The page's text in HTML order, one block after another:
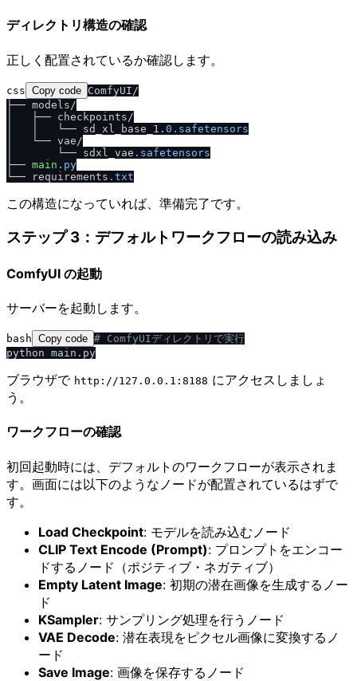
ディレクトリ構造の確認
正しく配置されているか確認します。
css Copy code ComfyUI/
├── models/
│   ├── checkpoints/
│   │   └── sd_xl_base_1. 0 .safetensors
│   └── vae/
│       └── sdxl_vae .safetensors
├── main .py
└── requirements .txt
この構造になっていれば、準備完了です。
ステップ 3：デフォルトワークフローの読み込み
ComfyUI の起動
サーバーを起動します。
bash Copy code # ComfyUIディレクトリで実行
ブラウザで http:​/​​/​127.0.0.1:8188 にアクセスしましょ
う。
ワークフローの確認
初回起動時には、デフォルトのワークフローが表示されま
す。画面には以下のようなノードが配置されているはずで
す。
Load Checkpoint: モデルを読み込むノード
CLIP Text Encode (Prompt): プロンプトをエンコー
ドするノード（ポジティブ・ネガティブ）
Empty Latent Image: 初期の潜在画像を生成するノー
ド
KSampler: サンプリング処理を行うノード
VAE Decode: 潜在表現をピクセル画像に変換するノ
ード
Save Image: 画像を保存するノード